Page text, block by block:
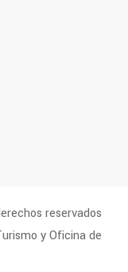
reservados
y Oficina de